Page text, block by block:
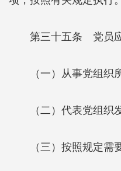
第三十五条 党员
（一）从事党组织
（二）代表党组织
（三）按照规定需